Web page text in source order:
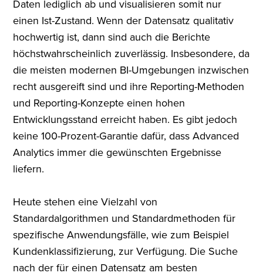
Daten lediglich ab und visualisieren somit nur
einen Ist-Zustand. Wenn der Datensatz qualitativ
hochwertig ist, dann sind auch die Berichte
höchstwahrscheinlich zuverlässig. Insbesondere, da
die meisten modernen BI-Umgebungen inzwischen
recht ausgereift sind und ihre Reporting-Methoden
und Reporting-Konzepte einen hohen
Entwicklungsstand erreicht haben. Es gibt jedoch
keine 100-Prozent-Garantie dafür, dass Advanced
Analytics immer die gewünschten Ergebnisse
liefern.
Heute stehen eine Vielzahl von
Standardalgorithmen und Standardmethoden für
spezifische Anwendungsfälle, wie zum Beispiel
Kundenklassifizierung, zur Verfügung. Die Suche
nach der für einen Datensatz am besten